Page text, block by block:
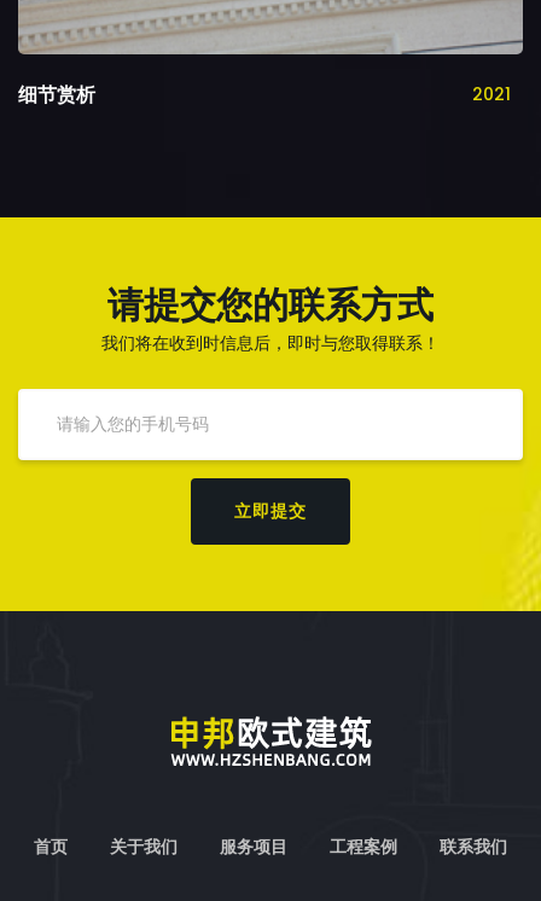
细节赏析 2021
请提交您的联系方式
我们将在收到时信息后，即时与您取得联系！
立即提交
首页 关于我们 服务项目 工程案例 联系我们